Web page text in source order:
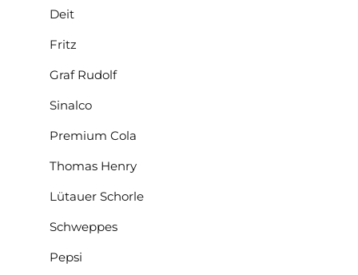
Deit
Fritz
Graf Rudolf
Sinalco
Premium Cola
Thomas Henry
Lütauer Schorle
Schweppes
Pepsi